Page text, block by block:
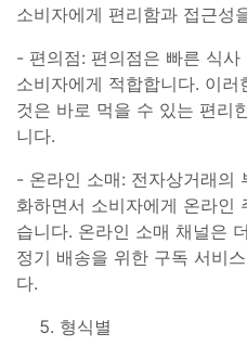
소비자에게 편리함과 접근성
- 편의점: 편의점은 빠른 식
소비자에게 적합합니다. 이
것은 바로 먹을 수 있는 편리
니다.
- 온라인 소매: 전자상거래의
화하면서 소비자에게 온라인
습니다. 온라인 소매 채널은
정기 배송을 위한 구독 서비
다.
형식별